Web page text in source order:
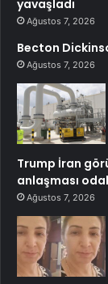
yavaşladı
Ağustos 7, 2026
Becton
Ağustos 7, 2026
Trump İran
anlaşması
Ağustos 7, 2026